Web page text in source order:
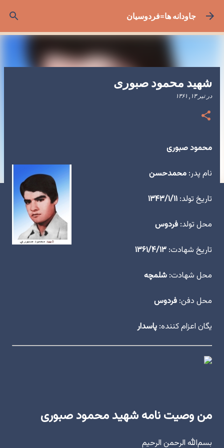
رد شدن به محتوای اصلیجاودانه ها=فردوسیان
شهید محمود صبوری
درتیر ۱۳, ۱۳۶۱
محمود صبوری
نام پدر: محمدحسن
تاریخ تولد: ۱۳۴۳/۱/۱۱
محل تولد: فردوس
تاریخ شهادت: ۱۳۶۱/۴/۱۳
محل شهادت: شلمچه
محل دفن: فردوس
یگان اعزام کننده: پاسدار
من وصیت نامه شهید محمود صبوری
بسم‌الله الرحمن الرحیم